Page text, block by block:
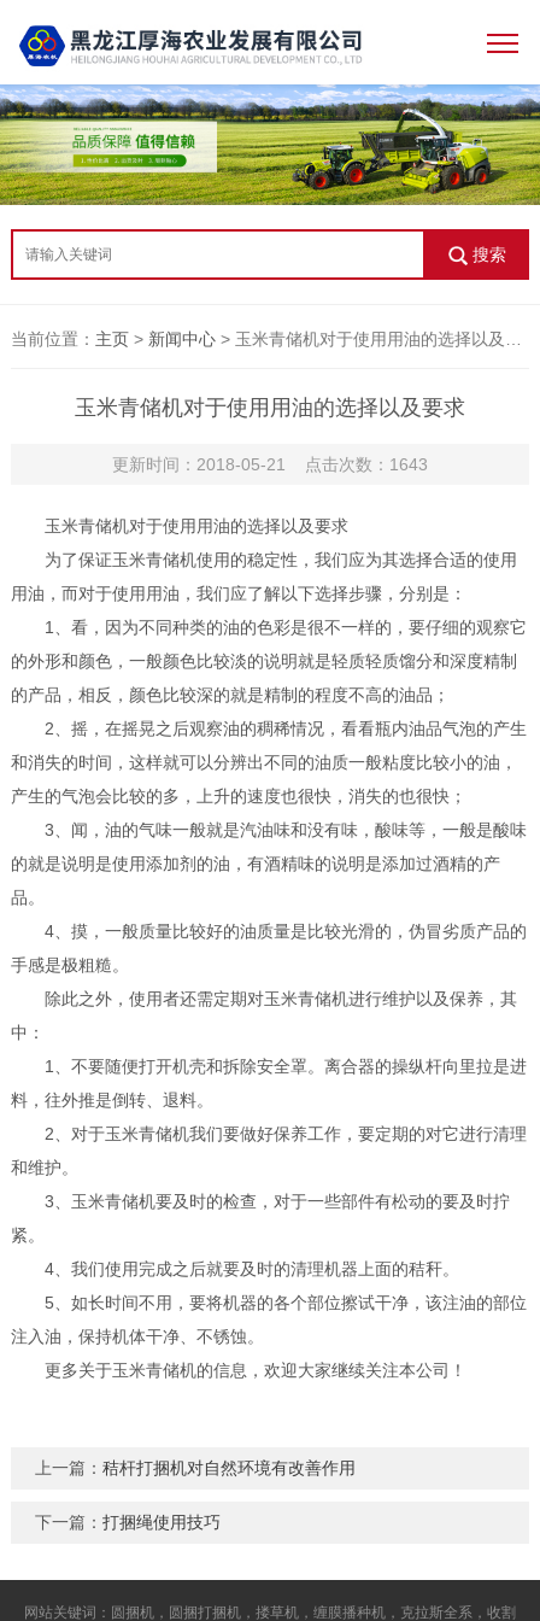
搜索
当前位置： 主页> 新闻中心> 玉米青储机对于使用用油的选择以及要求
玉米青储机对于使用用油的选择以及要求
更新时间：2018-05-21 点击次数：1643
玉米青储机对于使用用油的选择以及要求
为了保证玉米青储机使用的稳定性，我们应为其选择合适的使用
用油，而对于使用用油，我们应了解以下选择步骤，分别是：
1、看，因为不同种类的油的色彩是很不一样的，要仔细的观察它
的外形和颜色，一般颜色比较淡的说明就是轻质轻质馏分和深度精制
的产品，相反，颜色比较深的就是精制的程度不高的油品；
2、摇，在摇晃之后观察油的稠稀情况，看看瓶内油品气泡的产生
和消失的时间，这样就可以分辨出不同的油质一般粘度比较小的油，
产生的气泡会比较的多，上升的速度也很快，消失的也很快；
3、闻，油的气味一般就是汽油味和没有味，酸味等，一般是酸味
的就是说明是使用添加剂的油，有酒精味的说明是添加过酒精的产
品。
4、摸，一般质量比较好的油质量是比较光滑的，伪冒劣质产品的
手感是极粗糙。
除此之外，使用者还需定期对玉米青储机进行维护以及保养，其
中：
1、不要随便打开机壳和拆除安全罩。离合器的操纵杆向里拉是进
料，往外推是倒转、退料。
2、对于玉米青储机我们要做好保养工作，要定期的对它进行清理
和维护。
3、玉米青储机要及时的检查，对于一些部件有松动的要及时拧
紧。
4、我们使用完成之后就要及时的清理机器上面的秸秆。
5、如长时间不用，要将机器的各个部位擦试干净，该注油的部位
注入油，保持机体干净、不锈蚀。
更多关于玉米青储机的信息，欢迎大家继续关注本公司！
上一篇： 秸杆打捆机对自然环境有改善作用
下一篇： 打捆绳使用技巧
网站关键词：圆捆机，圆捆打捆机，搂草机，缠膜播种机，克拉斯全系，收割